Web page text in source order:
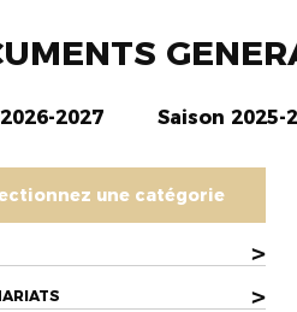
2027 Saison 2025-
une catégorie
>
>